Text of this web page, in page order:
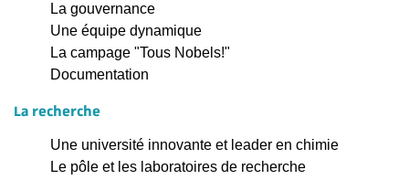
La gouvernance
Une équipe dynamique
La campage "Tous Nobels!"
Documentation
La recherche
Une université innovante et leader en chimie
Le pôle et les laboratoires de recherche